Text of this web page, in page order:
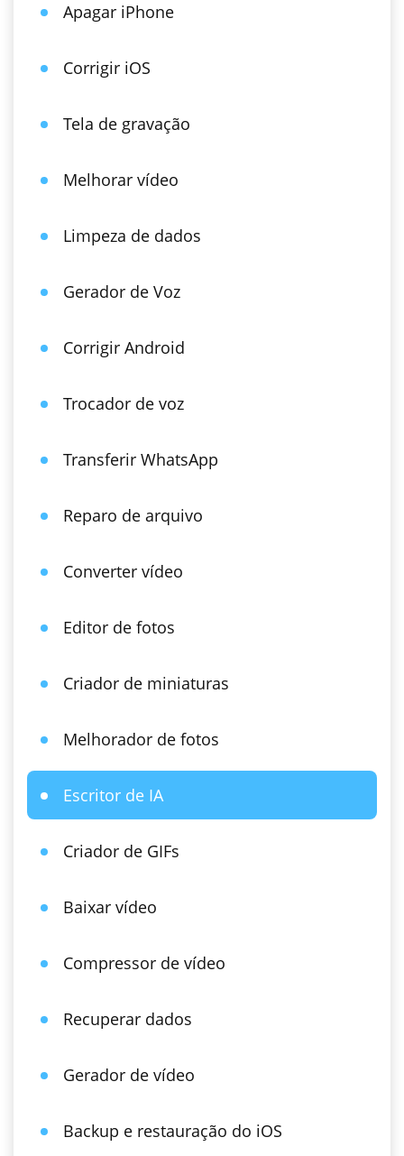
Apagar iPhone
Corrigir iOS
Tela de gravação
Melhorar vídeo
Limpeza de dados
Gerador de Voz
Corrigir Android
Trocador de voz
Transferir WhatsApp
Reparo de arquivo
Converter vídeo
Editor de fotos
Criador de miniaturas
Melhorador de fotos
Escritor de IA
Criador de GIFs
Baixar vídeo
Compressor de vídeo
Recuperar dados
Gerador de vídeo
Backup e restauração do iOS